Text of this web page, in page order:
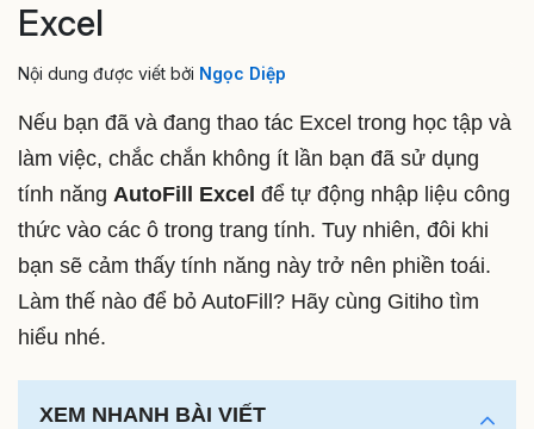
Excel
Nội dung được viết bởi Ngọc Diệp
Nếu bạn đã và đang thao tác Excel trong học tập và
làm việc, chắc chắn không ít lần bạn đã sử dụng
tính năng AutoFill Excel để tự động nhập liệu công
thức vào các ô trong trang tính. Tuy nhiên, đôi khi
bạn sẽ cảm thấy tính năng này trở nên phiền toái.
Làm thế nào để bỏ AutoFill? Hãy cùng Gitiho tìm
hiểu nhé.
XEM NHANH BÀI VIẾT